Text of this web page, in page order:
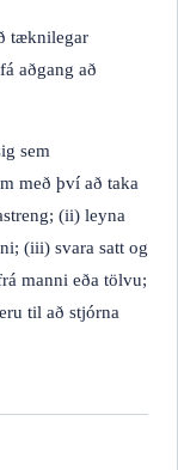
tæknilegar
aðgang að
sem
með því að taka
(ii) leyna
(iii) svara satt og
manni eða tölvu;
til að stjórna